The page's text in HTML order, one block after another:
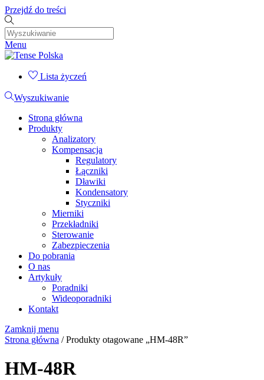
Przejdź do treści
Menu
Lista życzeń
Wyszukiwanie
Strona główna
Produkty
Analizatory
Kompensacja
Regulatory
Łączniki
Dławiki
Kondensatory
Styczniki
Mierniki
Przekładniki
Sterowanie
Zabezpieczenia
Do pobrania
O nas
Artykuły
Poradniki
Wideoporadniki
Kontakt
Zamknij menu
Strona główna / Produkty otagowane „HM-48R”
HM-48R